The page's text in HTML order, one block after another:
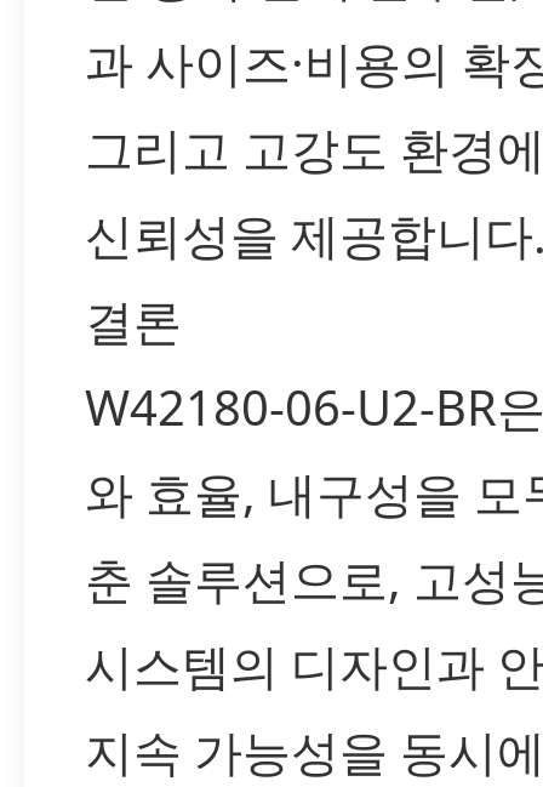
과 사이즈·비용의 확
그리고 고강도 환경
신뢰성을 제공합니
결론
W42180-06-U2-BR
와 효율, 내구성을 모
춘 솔루션으로, 고성
시스템의 디자인과
지속 가능성을 동시